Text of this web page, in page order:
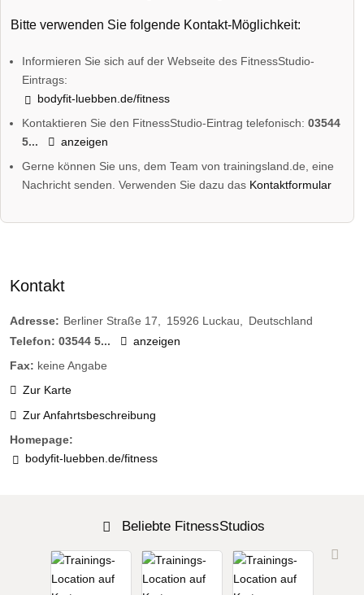
Bitte verwenden Sie folgende Kontakt-Möglichkeit:
Informieren Sie sich auf der Webseite des FitnessStudio-
Eintrags:
bodyfit-luebben.de/fitness
Kontaktieren Sie den FitnessStudio-Eintrag telefonisch:03544
5...
anzeigen
Gerne können Sie uns, dem Team von trainingsland.de, eine
Nachricht senden. Verwenden Sie dazu das Kontaktformular
Kontakt
Adresse: Berliner Straße 17 15926 Luckau
Deutschland
Telefon: 03544 5...
anzeigen
Fax: keine Angabe
Zur Karte
Zur Anfahrtsbeschreibung
Homepage:
bodyfit-luebben.de/fitness
Beliebte FitnessStudios